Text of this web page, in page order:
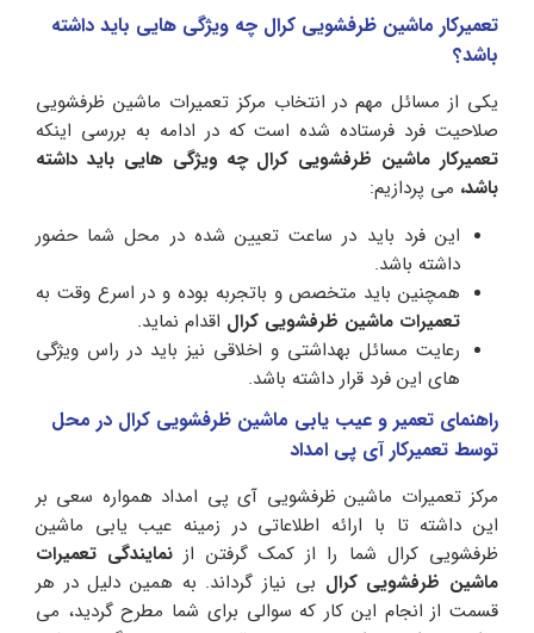
تعمیرکار ماشین ظرفشویی کرال چه ویژگی هایی باید داشته
باشد؟
یکی از مسائل مهم در انتخاب مرکز تعمیرات ماشین ظرفشویی
صلاحیت فرد فرستاده شده است که در ادامه به بررسی اینکه
تعمیرکار ماشین ظرفشویی کرال چه ویژگی هایی باید داشته
باشد، می پردازیم:
این فرد باید در ساعت تعیین شده در محل شما حضور
داشته باشد.
همچنین باید متخصص و باتجربه بوده و در اسرع وقت به
تعمیرات ماشین ظرفشویی کرال اقدام نماید.
رعایت مسائل بهداشتی و اخلاقی نیز باید در راس ویژگی
های این فرد قرار داشته باشد.
راهنمای تعمیر و عیب یابی ماشین ظرفشویی کرال در محل
توسط تعمیرکار آی پی امداد
مرکز تعمیرات ماشین ظرفشویی آی پی امداد همواره سعی بر
این داشته تا با ارائه اطلاعاتی در زمینه عیب یابی ماشین
ظرفشویی کرال شما را از کمک گرفتن از نمایندگی تعمیرات
ماشین ظرفشویی کرال بی نیاز گرداند. به همین دلیل در هر
قسمت از انجام این کار که سوالی برای شما مطرح گردید، می